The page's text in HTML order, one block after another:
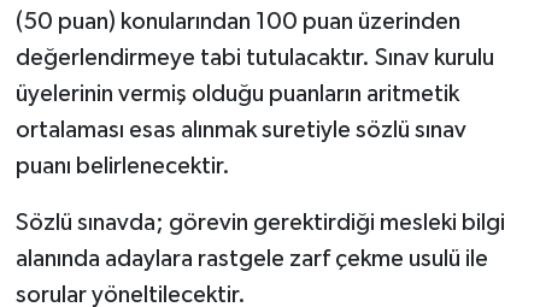
(50 puan) konularından 100 puan üzerinden
değerlendirmeye tabi tutulacaktır. Sınav kurulu
üyelerinin vermiş olduğu puanların aritmetik
ortalaması esas alınmak suretiyle sözlü sınav
puanı belirlenecektir.
Sözlü sınavda; görevin gerektirdiği mesleki bilgi
alanında adaylara rastgele zarf çekme usulü ile
sorular yöneltilecektir.